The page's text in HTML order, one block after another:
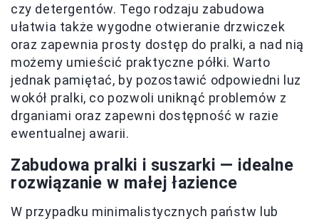
czy detergentów. Tego rodzaju zabudowa
ułatwia także wygodne otwieranie drzwiczek
oraz zapewnia prosty dostęp do pralki, a nad nią
możemy umieścić praktyczne półki. Warto
jednak pamiętać, by pozostawić odpowiedni luz
wokół pralki, co pozwoli uniknąć problemów z
drganiami oraz zapewni dostępność w razie
ewentualnej awarii.
Zabudowa pralki i suszarki — idealne
rozwiązanie w małej łazience
W przypadku minimalistycznych państw lub